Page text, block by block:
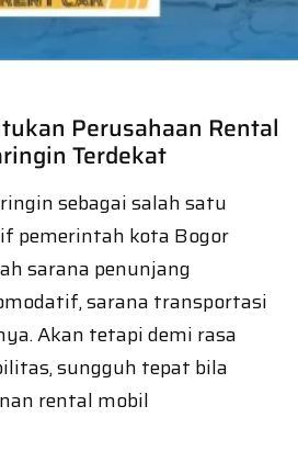
Perusahaan Rental
Terdekat
sebagai salah satu
pemerintah kota Bogor
sarana penunjang
sarana transportasi
Akan tetapi demi rasa
sungguh tepat bila
rental mobil